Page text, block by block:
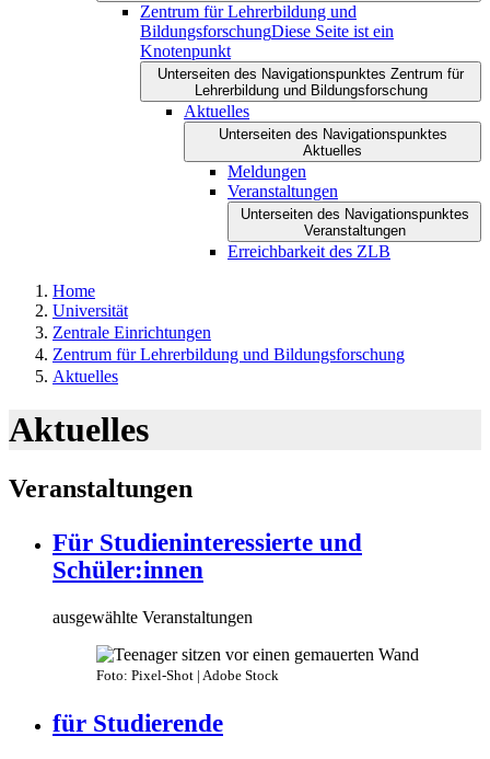
Zentrum für Lehrerbildung und
BildungsforschungDiese Seite ist ein
Knotenpunkt
Unterseiten des Navigationspunktes Zentrum für
Lehrerbildung und Bildungsforschung
Aktuelles
Unterseiten des Navigationspunktes
Aktuelles
Meldungen
Veranstaltungen
Unterseiten des Navigationspunktes
Veranstaltungen
Erreichbarkeit des ZLB
Home
Universität
Zentrale Einrichtungen
Zentrum für Lehrerbildung und Bildungsforschung
Aktuelles
Aktuelles
Veranstaltungen
Für Studieninteressierte und
Schüler:innen
ausgewählte Veranstaltungen
Foto: Pixel-Shot | Adobe Stock
für Studierende